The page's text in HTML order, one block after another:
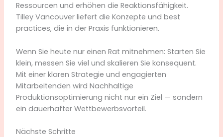
Ressourcen und erhöhen die Reaktionsfähigkeit.
Tilley Vancouver liefert die Konzepte und best
practices, die in der Praxis funktionieren.
Wenn Sie heute nur einen Rat mitnehmen: Starten Sie
klein, messen Sie viel und skalieren Sie konsequent.
Mit einer klaren Strategie und engagierten
Mitarbeitenden wird Nachhaltige
Produktionsoptimierung nicht nur ein Ziel — sondern
ein dauerhafter Wettbewerbsvorteil.
Nächste Schritte